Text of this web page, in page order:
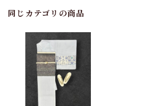
同じカテゴリの商品